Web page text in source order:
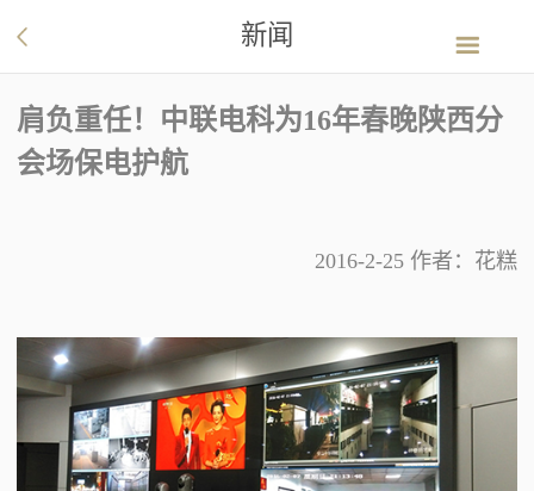
新闻
肩负重任！中联电科为16年春晚陕西分
会场保电护航
2016-2-25 作者：花糕